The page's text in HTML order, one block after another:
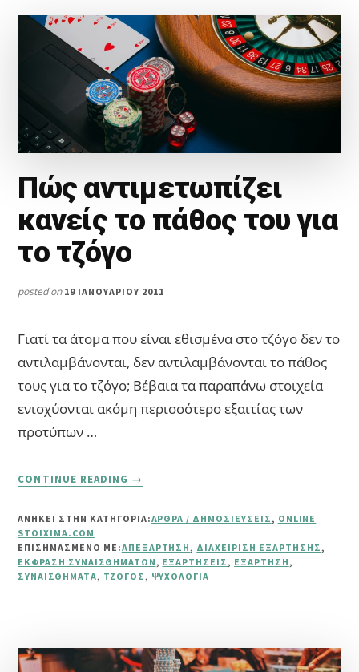
Πώς αντιμετωπίζει
κανείς το πάθος του για
το τζόγο
posted on 19 ΙΑΝΟΥΑΡΊΟΥ 2011
Γιατί τα άτομα που είναι εθισμένα στο τζόγο δεν το
αντιλαμβάνονται, δεν αντιλαμβάνονται το πάθος
τους για το τζόγο; Βέβαια τα παραπάνω στοιχεία
ενισχύονται ακόμη περισσότερο εξαιτίας των
προτύπων …
CONTINUE READING
ΠΏΣ
ΚΑΝΕΊΣ
ΤΟ
ΠΆΘΟΣ
ΤΟΥ
→
ΑΝΗΚΕΙ ΣΤΗΝ ΚΑΤΗΓΟΡΙΑ:ΆΡΘΡΑ / ΔΗΜΟΣΙΕΎΣΕΙΣ, ONLINE
STOIXIMA.COM
ΕΠΙΣΗΜΑΣΜΈΝΟ ΜΕ:ΑΠΕΞΆΡΤΗΣΗ, ΔΙΑΧΕΊΡΙΣΗ ΕΞΆΡΤΗΣΗΣ,
ΈΚΦΡΑΣΗ ΣΥΝΑΙΣΘΗΜΆΤΩΝ, ΕΞΑΡΤΉΣΕΙΣ, ΕΞΆΡΤΗΣΗ,
ΣΥΝΑΙΣΘΉΜΑΤΑ, ΤΖΌΓΟΣ, ΨΥΧΟΛΟΓΊΑ